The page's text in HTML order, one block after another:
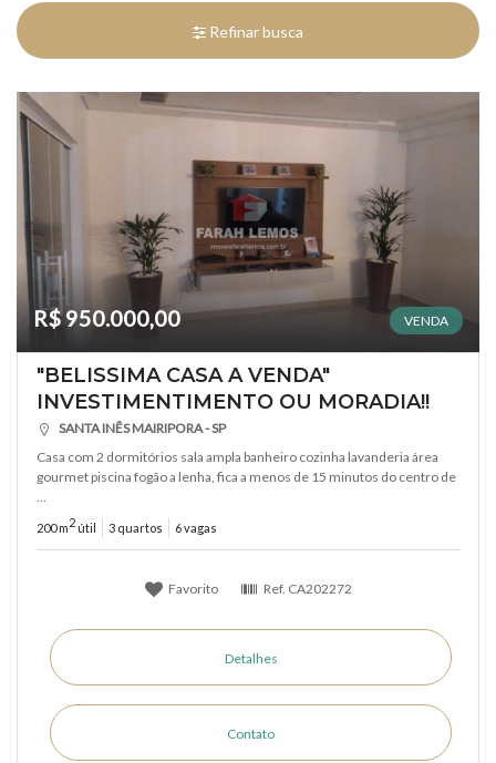
Refinar busca
R$ 950.000,00 VENDA
"BELISSIMA CASA A VENDA"
INVESTIMENTIMENTO OU MORADIA!!
SANTA INÊS MAIRIPORA - SP
Casa com 2 dormitórios sala ampla banheiro cozinha lavanderia área
gourmet piscina fogão a lenha, fica a menos de 15 minutos do centro de
...
200 m2 útil 3 quartos 6 vagas
Favorito Ref. CA202272
Detalhes
Contato